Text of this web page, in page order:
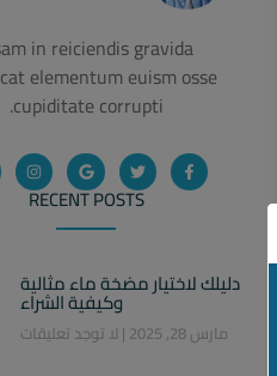
in reiciendis gravida
elementum euism osse
cupiditate corrupti.
RECENT POSTS
دليلك لاختيار مضخة ماء مثالية
وكيفية الشراء
مارس 28, 2025 لا توجد تعليقات